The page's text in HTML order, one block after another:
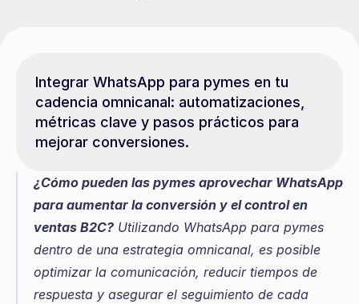
Integrar WhatsApp para pymes en tu
cadencia omnicanal: automatizaciones,
métricas clave y pasos prácticos para
mejorar conversiones.
¿Cómo pueden las pymes aprovechar WhatsApp
para aumentar la conversión y el control en
ventas B2C? Utilizando WhatsApp para pymes
dentro de una estrategia omnicanal, es posible
optimizar la comunicación, reducir tiempos de
respuesta y asegurar el seguimiento de cada